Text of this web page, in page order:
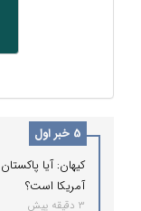
5 خبر اول
کیهان: آیا
آمریکا است؟
3 دقیقه پیش